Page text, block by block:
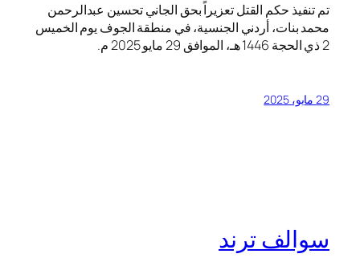
تم تنفيذ حكم القتل تعزيراً بحق الجاني تحسين عبدالرحمن
محمد بنات، أردني الجنسية، في منطقة الجوف يوم الخميس
2 ذي الحجة 1446 هـ، الموافق 29 مايو 2025 م.
29 مايو، 2025
سوالف ترند